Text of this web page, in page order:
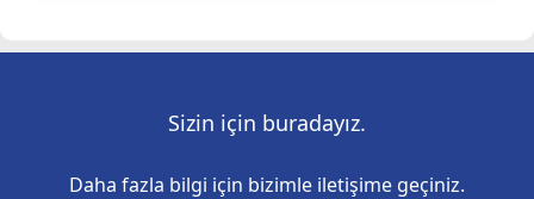
Sizin için buradayız.
Daha fazla bilgi için bizimle iletişime geçiniz.